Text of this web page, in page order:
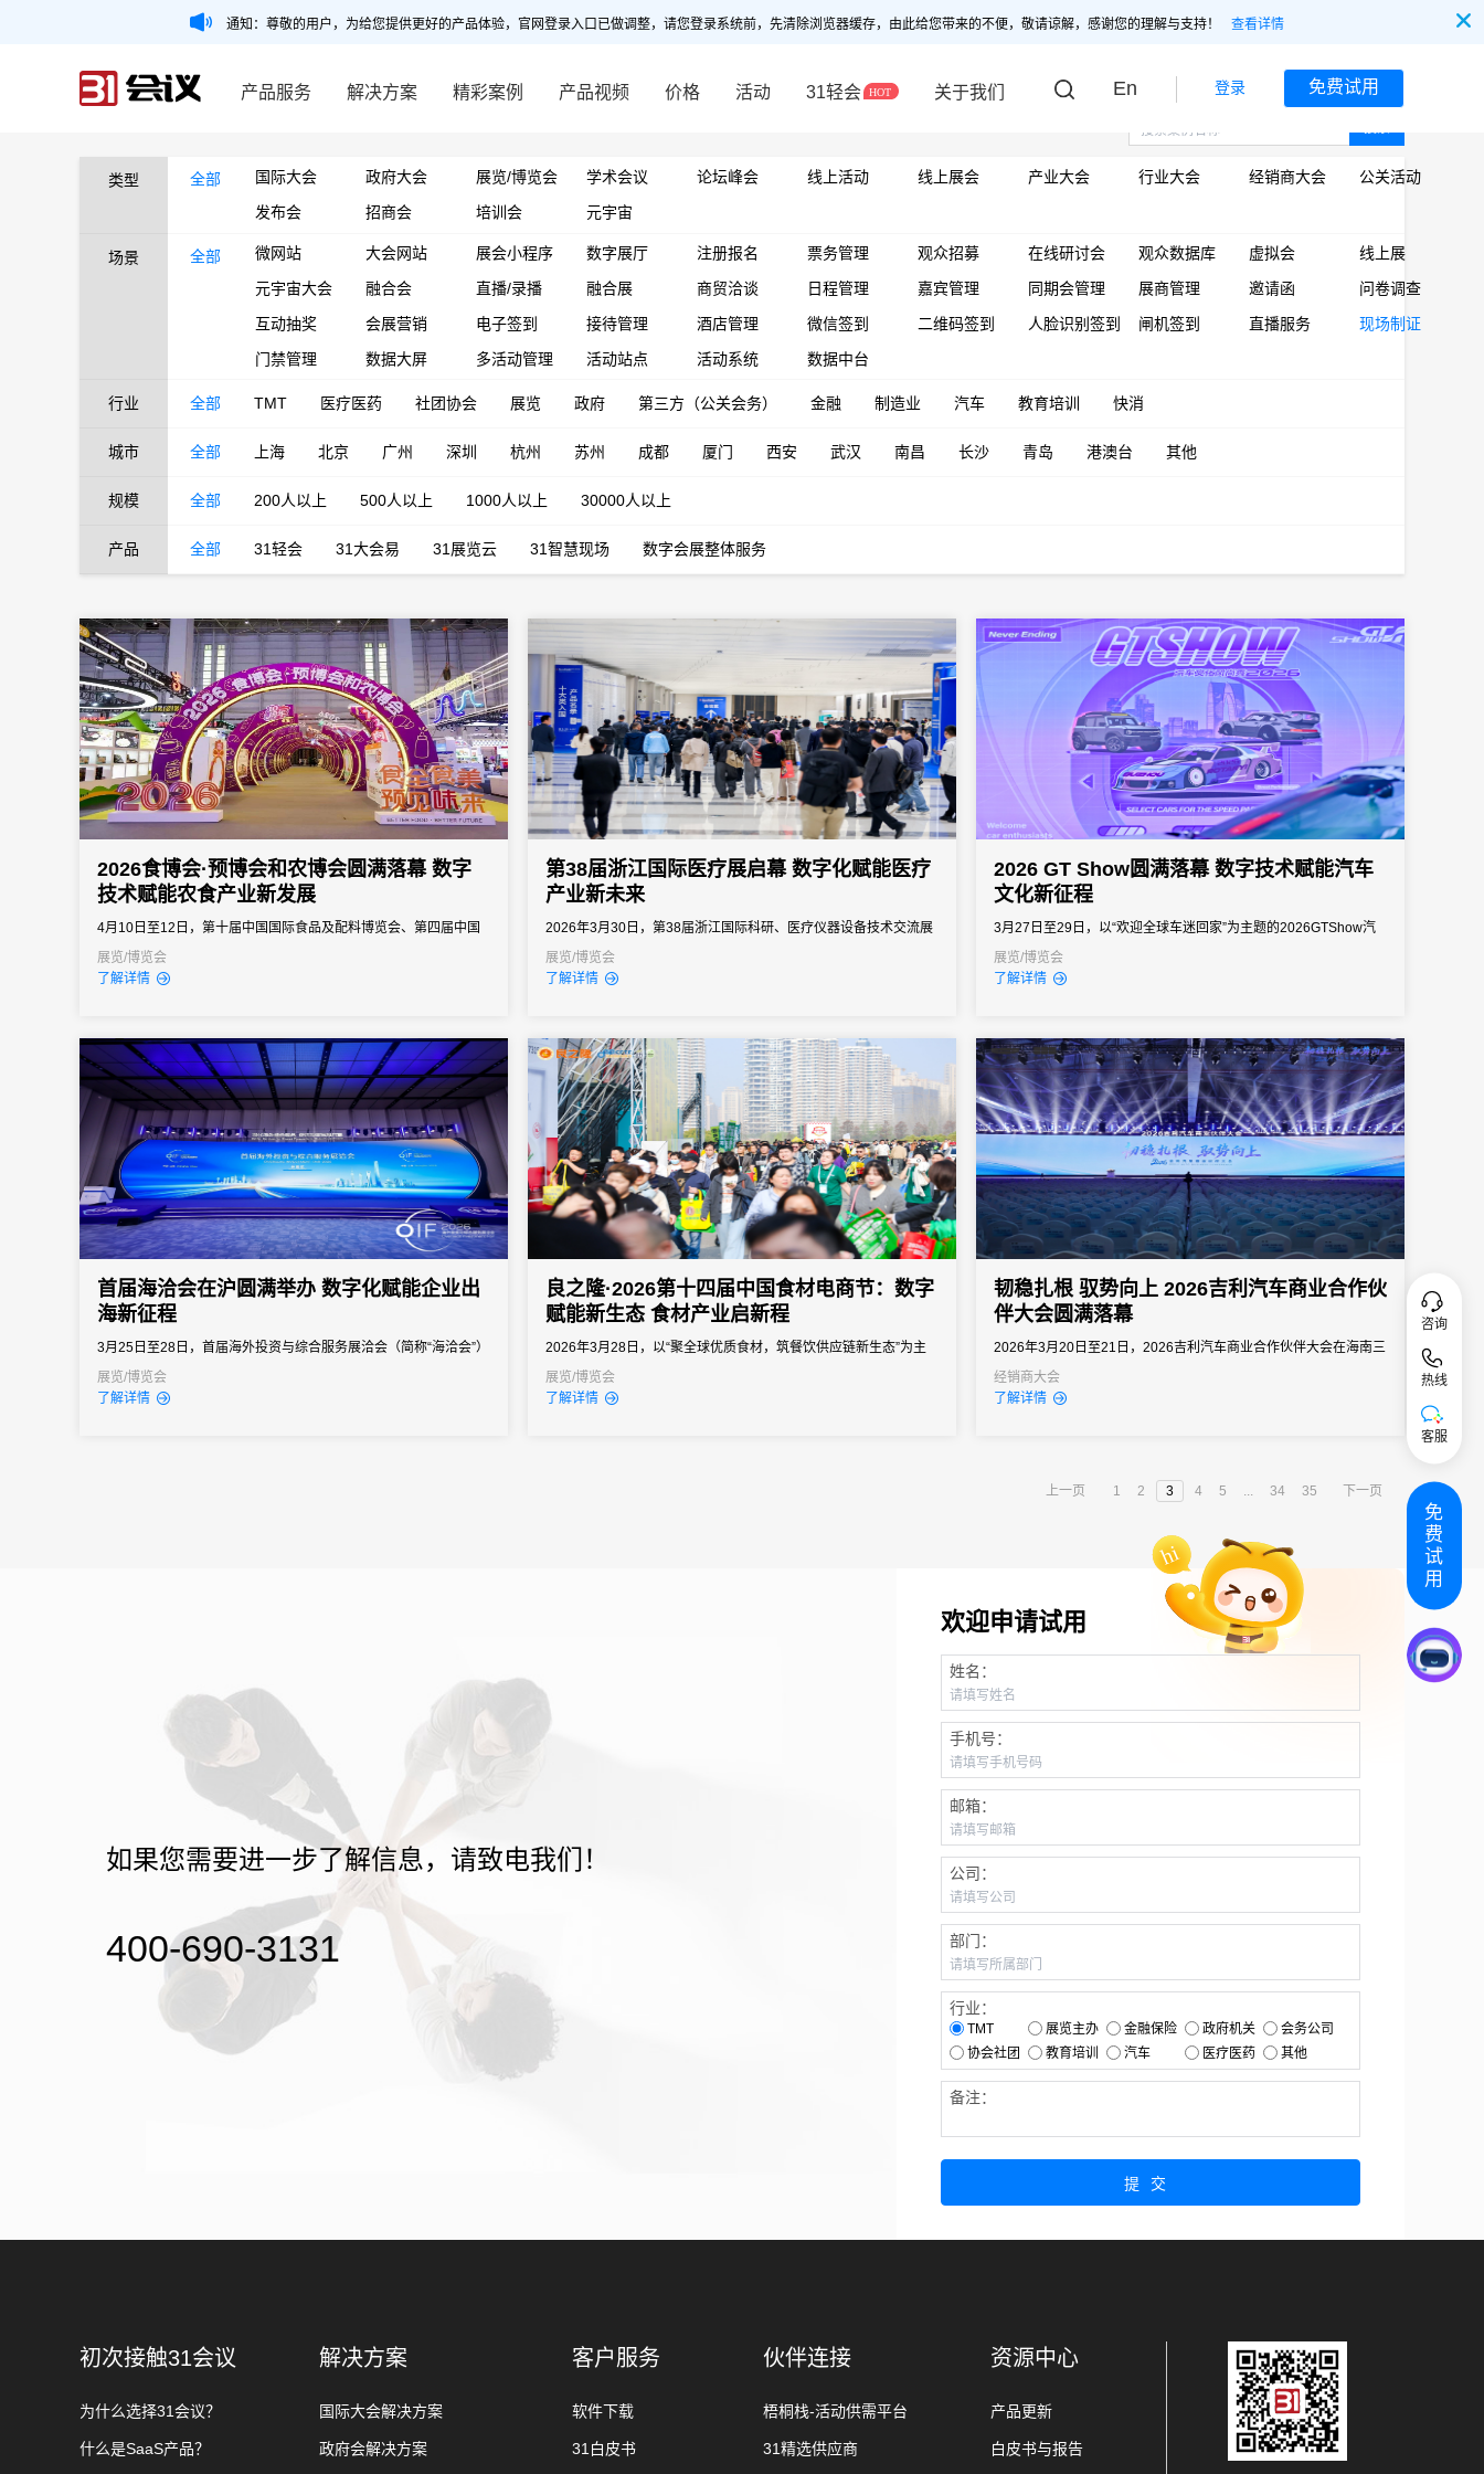
通知：尊敬的用户，为给您提供更好的产品体验，官网登录入口已做调整，请您登录系统前，先清除浏览器缓存，由此给您带来的不便，敬请谅解，感谢您的理解与支持！ 查看详情
产品服务 解决方案 精彩案例 产品视频 价格 活动 31轻会 关于我们 En 登录 免费试用
类型 全部 国际大会 政府大会 展览/博览会 学术会议 论坛峰会 线上活动 线上展会 产业大会 行业大会 经销商大会
公关活动
发布会
招商会 培训会 元宇宙
场景 全部 微网站 大会网站 展会小程序 数字展厅 注册报名 票务管理 观众招募 在线研讨会 观众数据库 虚拟会
线上展
元宇宙大会
融合会 直播/录播 融合展 商贸洽谈 日程管理 嘉宾管理 同期会管理 展商管理 邀请函
问卷调查
互动抽奖
会展营销 电子签到 接待管理 酒店管理 微信签到 二维码签到 人脸识别签到 闸机签到 直播服务
现场制证
门禁管理
数据大屏 多活动管理 活动站点 活动系统 数据中台
行业 全部 TMT 医疗医药 社团协会 展览 政府 第三方（公关会务） 金融 制造业 汽车 教育培训 快消
城市 全部 上海 北京 广州 深圳 杭州 苏州 成都 厦门 西安 武汉 南昌 长沙 青岛 港澳台 其他
规模 全部 200人以上 500人以上 1000人以上 30000人以上
产品 全部 31轻会 31大会易 31展览云 31智慧现场 数字会展整体服务
2026食博会·预博会和农博会圆满落幕 数字
技术赋能农食产业新发展
4月10日至12日，第十届中国国际食品及配料博览会、第四届中国
国际预制菜产业博览会、第十五届广东现代农业博览会（简称“2026
食博会·预博会和农博会”）在广东东莞现代国际展览中心成功举办。
展览/博览会
了解详情
第38届浙江国际医疗展启幕 数字化赋能医疗
产业新未来
2026年3月30日，第38届浙江国际科研、医疗仪器设备技术交流展
览会在杭州国际博览中心正式开幕。本届展会以“新质未来医启共富”
为主题，展览面积达3万平方米，是2026年长三角地区首场省级医
近万...
展览/博览会
了解详情
2026 GT Show圆满落幕 数字技术赋能汽车
文化新征程
3月27日至29日，以“欢迎全球车迷回家”为主题的2026GTShow汽
车文化风尚秀，在苏州国际博览中心盛大举办。作为国内深耕九载
的顶级汽车文化盛会，本届展会规模再创新高，总展览面积达12万
了一场覆...
展览/博览会
了解详情
首届海洽会在沪圆满举办 数字化赋能企业出
海新征程
3月25日至28日，首届海外投资与综合服务展洽会（简称“海洽会”）
在上海东方枢纽国际商务合作区举办。本届海洽会以“深化海外综合
服务，促进投资互利共赢”为主题，汇聚国内各省区市、全球58个国
展览/博览会
了解详情
良之隆·2026第十四届中国食材电商节：数字
赋能新生态 食材产业启新程
2026年3月28日，以“聚全球优质食材，筑餐饮供应链新生态”为主
题的良之隆·2026第十四届中国食材电商节，在武汉国际博览中心盛
大举办。作为国内餐饮食材领域规模领先、影响力深远的专业展
展览/博览会
了解详情
韧稳扎根 驭势向上 2026吉利汽车商业合作伙
伴大会圆满落幕
2026年3月20日至21日，2026吉利汽车商业合作伙伴大会在海南三
亚盛大召开。本次大会以“韧稳扎根驭势向上”为核心主题，汇聚来自
全国各地的吉利汽车核心商业服务伙伴、生态合作伙伴、售后服务
经销商大会
了解详情
上一页 1 2 3 4 5 ... 34 35 下一页
如果您需要进一步了解信息，请致电我们！
400-690-3131
欢迎申请试用
姓名：
手机号：
邮箱：
公司：
部门：
行业：
TMT 展览主办 金融保险 政府机关
会务公司
协会社团
教育培训 汽车 医疗医药 其他
备注：
提交
初次接触31会议
为什么选择31会议？
什么是SaaS产品？
解决方案
国际大会解决方案
政府会解决方案
客户服务
软件下载
31白皮书
伙伴连接
梧桐栈-活动供需平台
31精选供应商
资源中心
产品更新
白皮书与报告
咨询
热线
客服
免
费
试
用